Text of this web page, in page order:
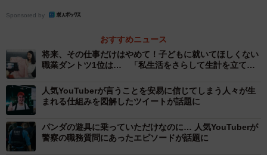
Sponsored by
おすすめニュース
将来、その仕事だけはやめて！子どもに就いてほしくない
職業ダントツ1位は… 「私生活をさらして生計を立てる
人気YouTuberが言うことを安易に信じてしまう人々が生
まれる仕組みを図解したツイートが話題に
パンダの遊具に乗っていただけなのに… 人気YouTuberが
警察の職務質問にあったエピソードが話題に